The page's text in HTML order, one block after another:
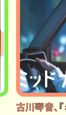
古川琴音、